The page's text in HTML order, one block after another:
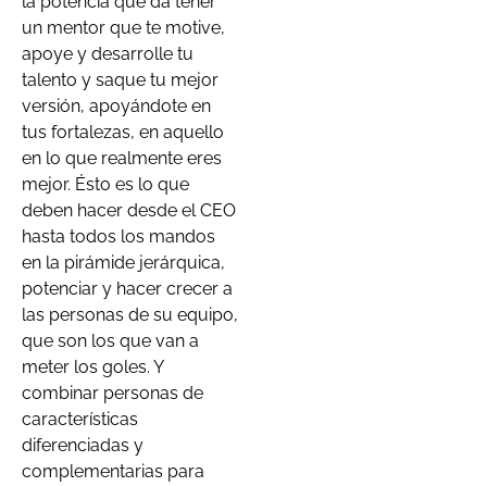
un mentor que te motive,
apoye y desarrolle tu
talento y saque tu mejor
versión, apoyándote en
tus fortalezas, en aquello
en lo que realmente eres
mejor. Ésto es lo que
deben hacer desde el CEO
hasta todos los mandos
en la pirámide jerárquica,
potenciar y hacer crecer a
las personas de su equipo,
que son los que van a
meter los goles. Y
combinar personas de
características
diferenciadas y
complementarias para